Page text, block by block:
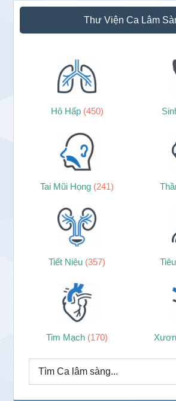
Sidebar
chính
Thư Viện Ca Lâm
Hô Hấp (450)
Tai Mũi Họng (241)
Tiết Niệu (357)
Tim Mạch (170)